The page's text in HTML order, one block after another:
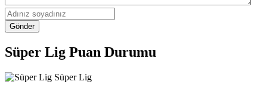
Gönder
Süper Lig Puan Durumu
Süper Lig